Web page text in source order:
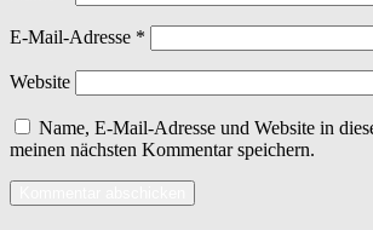
E-Mail-Adresse *
Website
Name, E-Mail-Adresse und Website in
meinen nächsten Kommentar speichern.